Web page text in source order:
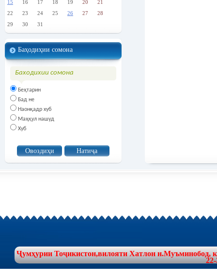
15
16 17 18 19 20
21
22
23 24 25 26 27
28
29
30 31
Баҳодиҳии сомона
Баходихии сомона
Беҳтарин
Бад не
Наонқадр хуб
Маҳқул нашуд
Хуб
Ҷумҳурии Тоҷикистон,вилояти Хатлон н.Муъминобод,